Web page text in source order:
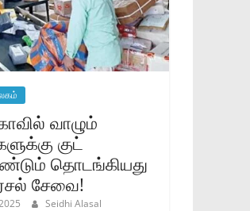
வாழும்
குட்
தொடங்கியது
சேவை!
Seidhi Alasal